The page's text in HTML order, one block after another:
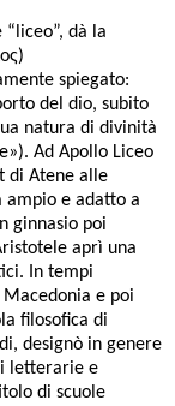
“liceo”, dà la
spiegato:
del dio, subito
natura di divinità
Ad Apollo Liceo
di Atene alle
ampio e adatto a
ginnasio poi
aprì una
In tempi
e poi
filosofica di
designò in genere
letterarie e
di scuole